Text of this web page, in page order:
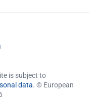
is subject to
data. © European